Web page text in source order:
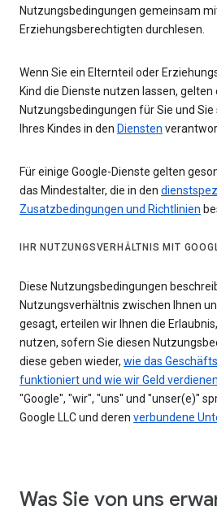
Nutzungsbedingungen gemeinsam
Erziehungsberechtigten durchlesen.
Wenn Sie ein Elternteil oder
Kind die Dienste nutzen lassen, gelten
Nutzungsbedingungen für Sie und
Ihres Kindes in den Diensten
Für einige Google-Dienste gelten
das Mindestalter, die in den
Zusatzbedingungen und Richtlinien
IHR NUTZUNGSVERHÄLTNIS MIT
Diese Nutzungsbedingungen
Nutzungsverhältnis zwischen Ihnen
gesagt, erteilen wir Ihnen die
nutzen, sofern Sie diesen
diese geben wieder, wie das
funktioniert und wie wir Geld verdienen
"Google", "wir", "uns" und "unser(e)"
Google LLC und deren verbundene
Was Sie von uns